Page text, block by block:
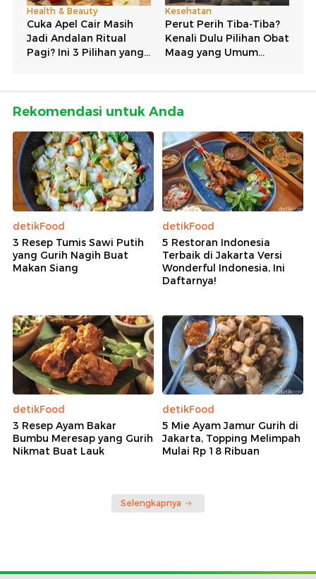
Rekomendasi untuk Anda
detikFood
3 Resep Tumis Sawi Putih
yang Gurih Nagih Buat
Makan Siang
detikFood
5 Restoran Indonesia
Terbaik di Jakarta Versi
Wonderful Indonesia, Ini
Daftarnya!
detikFood
3 Resep Ayam Bakar
Bumbu Meresap yang Gurih
Nikmat Buat Lauk
detikFood
5 Mie Ayam Jamur Gurih di
Jakarta, Topping Melimpah
Mulai Rp 18 Ribuan
Selengkapnya